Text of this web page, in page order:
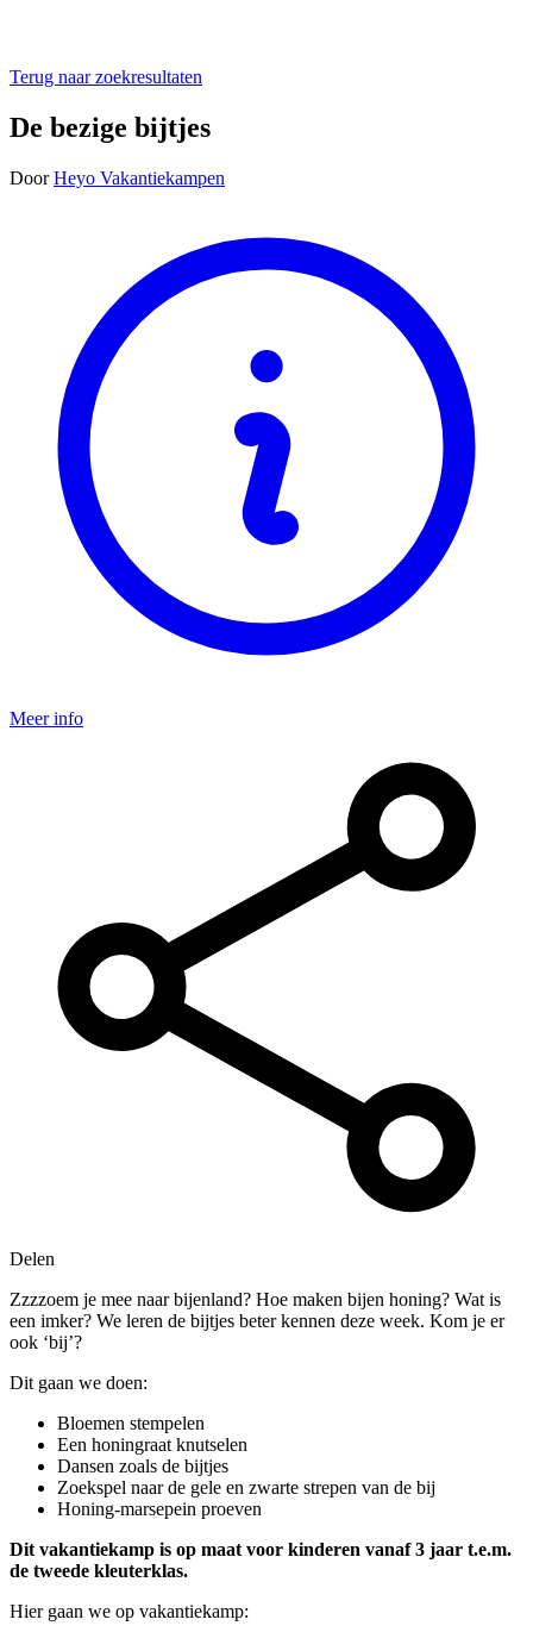
Terug naar zoekresultaten
De bezige bijtjes
Door Heyo Vakantiekampen
Meer info
Delen
Zzzzoem je mee naar bijenland? Hoe maken bijen honing? Wat is
een imker? We leren de bijtjes beter kennen deze week. Kom je er
ook ‘bij’?
Dit gaan we doen:
Bloemen stempelen
Een honingraat knutselen
Dansen zoals de bijtjes
Zoekspel naar de gele en zwarte strepen van de bij
Honing-marsepein proeven
Dit vakantiekamp is op maat voor kinderen vanaf 3 jaar t.e.m.
de tweede kleuterklas.
Hier gaan we op vakantiekamp: